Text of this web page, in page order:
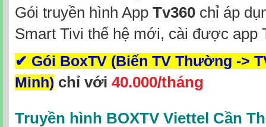
Gói truyền hình App Tv360 chỉ áp
Smart Tivi thế hệ mới, cài được app
✔ Gói BoxTV (Biến TV Thường ->
Minh) chỉ với 40.000/tháng
Truyền hình BOXTV Viettel Cần